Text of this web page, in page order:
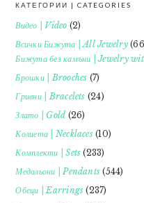
FOOTER
КАТЕГОРИИ | CATEGORIES
Видео | Video (2)
Всички Бижута | All Jewelry
Бижута без камъни | Jewelry
Брошки | Brooches (7)
Гривни | Bracelets (24)
Злато | Gold (26)
Колиета | Necklaces(10)
Комплекти | Sets (233)
Медальони | Pendants (544)
Обеци | Earrings (237)